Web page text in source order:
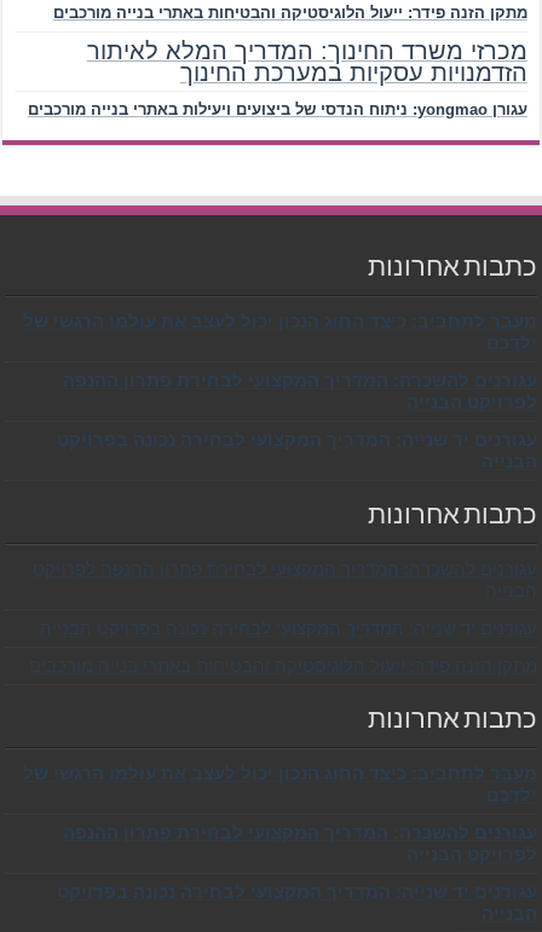
מתקן הזנה פידר: ייעול הלוגיסטיקה והבטיחות באתרי בנייה מורכבים
מכרזי משרד החינוך: המדריך המלא לאיתור
הזדמנויות עסקיות במערכת החינוך
עגורן yongmao: ניתוח הנדסי של ביצועים ויעילות באתרי בנייה מורכבים
כתבות אחרונות
מעבר לתחביב: כיצד החוג הנכון יכול לעצב את עולמו הרגשי של
ילדכם
עגורנים להשכרה: המדריך המקצועי לבחירת פתרון ההנפה
לפרויקט הבנייה
עגורנים יד שנייה: המדריך המקצועי לבחירה נכונה בפרויקט
הבנייה
כתבות אחרונות
עגורנים להשכרה: המדריך המקצועי לבחירת פתרון ההנפה לפרויקט
הבנייה
עגורנים יד שנייה: המדריך המקצועי לבחירה נכונה בפרויקט הבנייה
מתקן הזנה פידר: ייעול הלוגיסטיקה והבטיחות באתרי בנייה מורכבים
כתבות אחרונות
מעבר לתחביב: כיצד החוג הנכון יכול לעצב את עולמו הרגשי של
ילדכם
עגורנים להשכרה: המדריך המקצועי לבחירת פתרון ההנפה
לפרויקט הבנייה
עגורנים יד שנייה: המדריך המקצועי לבחירה נכונה בפרויקט
הבנייה